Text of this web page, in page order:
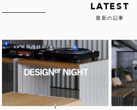
LATEST
最新の記事